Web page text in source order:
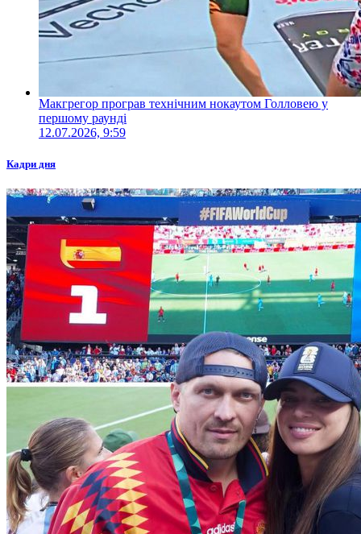
Макгрегор програв технічним нокаутом Голловею у
першому раунді
12.07.2026, 9:59
Кадри дня